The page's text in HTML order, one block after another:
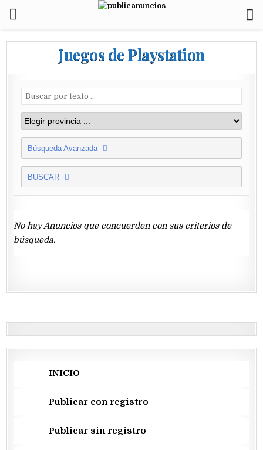
Juegos de Playstation
Búsqueda Avanzada
BUSCAR
No hay Anuncios que concuerden con sus criterios de
búsqueda.
INICIO
Publicar con registro
Publicar sin registro